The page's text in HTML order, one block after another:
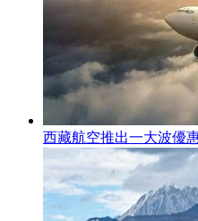
西藏航空推出一大波優